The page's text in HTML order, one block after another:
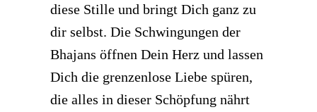
diese Stille und bringt Dich ganz zu
dir selbst. Die Schwingungen der
Bhajans öffnen Dein Herz und lassen
Dich die grenzenlose Liebe spüren,
die alles in dieser Schöpfung nährt